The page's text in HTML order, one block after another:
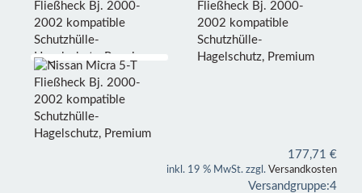
177,71 €
inkl. 19 % MwSt. zzgl. Versandkosten
Versandgruppe:4